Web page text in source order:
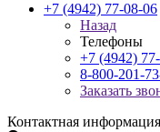
+7 (4942) 77-08-06
Назад
Телефоны
+7 (4942)
8-800-201-
Заказать
Контактная информация